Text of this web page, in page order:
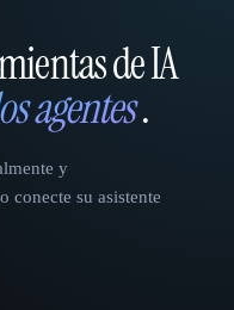
de IA
agentes.
y
conecte su asistente